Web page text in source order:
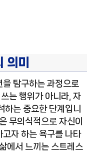
의미
탐구하는 과정으로
는 행위가 아니라, 자
하는 중요한 단계입니
무의식적으로 자신이
자 하는 욕구를 나타
에서 느끼는 스트레스